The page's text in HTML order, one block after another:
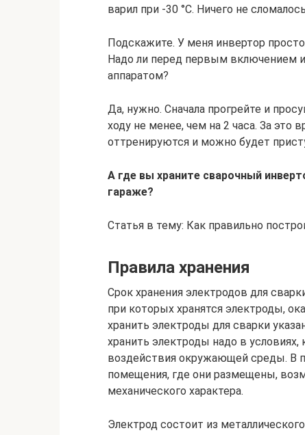
варил при -30 °C. Ничего не
Подскажите. У меня инвертор
Надо ли перед первым включением и
аппаратом?
Да, нужно. Сначала прогрейте и
ходу не менее, чем на 2 часа. За это
оттренируются и можно будет
А где вы храните сварочный
гараже?
Статья в тему: Как правильно
Правила хранения
Срок хранения электродов для
при которых хранятся электроды,
хранить электроды для сварки
хранить электроды надо в условиях,
воздействия окружающей среды. В
помещения, где они размещены,
механического характера.
Электрод состоит из